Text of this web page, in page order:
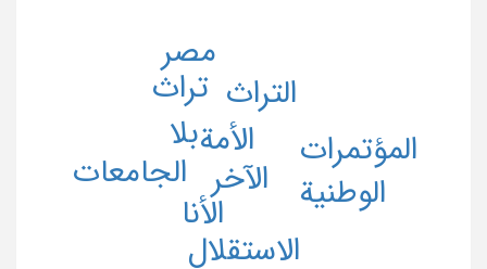
الآخر
الأمة
الأنا
الاستقلال
التراث
الجامعات
المؤتمرات
الوطنیة
بلا
تراث
مصر